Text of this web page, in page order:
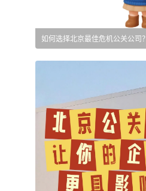
如何选择北京最佳危机公关公司？